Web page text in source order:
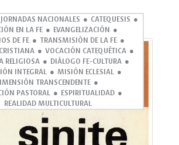
JORNADAS NACIONALES
CATEQUESIS
EN LA FE
EVANGELIZACIÓN
DE FE
TRANSMISIÓN DE LA FE
VOCACIÓN CATEQUÉTICA
RELIGIOSA
DIÁLOGO FE-CULTURA
INTEGRAL
MISIÓN ECLESIAL
TRANSCENDENTE
PASTORAL
ESPIRITUALIDAD
REALIDAD MULTICULTURAL